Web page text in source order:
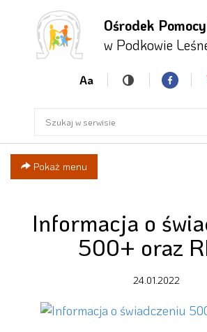
Przejdź
do menu
Przejdź
do
Przejdź
do menu
Ośrodek
w Podkowie
Aa
Pokaż menu
Informacja o
500+ oraz
24.01.2022